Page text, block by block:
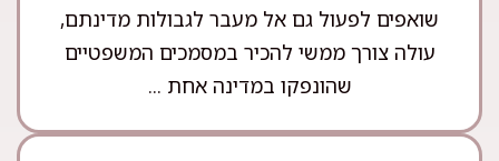
שואפים לפעול גם אל מעבר לגבולות מדינתם,
עולה צורך ממשי להכיר במסמכים המשפטיים
שהונפקו במדינה אחת ...